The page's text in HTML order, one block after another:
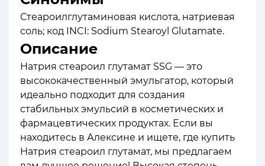
Стеароилглутаминовая кислота, натриевая
соль; код INCI: Sodium Stearoyl Glutamate.
Описание
Натрия стеароил глутамат SSG — это
высококачественный эмульгатор, который
идеально подходит для создания
стабильных эмульсий в косметических и
фармацевтических продуктах. Если вы
находитесь в Алексине и ищете, где купить
Натрия стеароил глутамат, мы предлагаем